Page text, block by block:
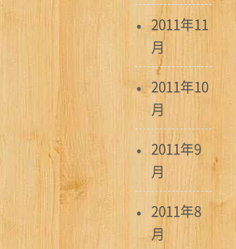
2011年11
月
2011年10
月
2011年9
月
2011年8
月